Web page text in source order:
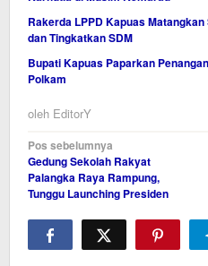
Rakerda LPPD Kapuas
dan Tingkatkan SDM
Bupati Kapuas Paparkan
Polkam
oleh EditorY
Navigasi
pos
Pos sebelumnya
Gedung Sekolah Rakyat
Palangka Raya Rampung,
Tunggu Launching Presiden